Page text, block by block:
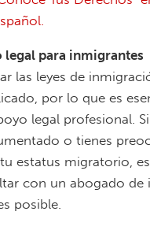
legal para inmigrantes
las leyes de
por lo que es
legal profesional.
o tienes
estatus migratorio,
con un abogado de
posible.